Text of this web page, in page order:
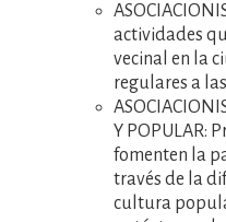
actividades
vecinal en la
regulares a
Y POPULAR:
fomenten la
través de la
cultura